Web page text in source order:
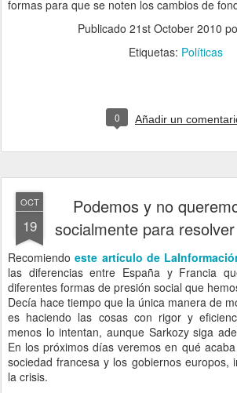
formas para que se noten los cambios de
Publicado 21st October 2010
Etiquetas: Políticas
0 Añadir un
OCT
19
Podemos y no
socialmente para
Recomiendoeste artículo de
las diferencias entre España y Francia
diferentes formas de presión social que
Decía hace tiempo que la única manera de
es haciendo las cosas con rigor y
menos lo intentan, aunque Sarkozy siga
En los próximos días veremos en qué
sociedad francesa y los gobiernos europos,
la crisis.